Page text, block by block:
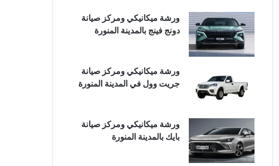
ورشة ميكانيكي ومركز صيانة
دونج فينج بالمدينة المنورة
ورشة ميكانيكي ومركز صيانة
جريت وول في المدينة المنورة
ورشة ميكانيكي ومركز صيانة
بايك بالمدينة المنورة